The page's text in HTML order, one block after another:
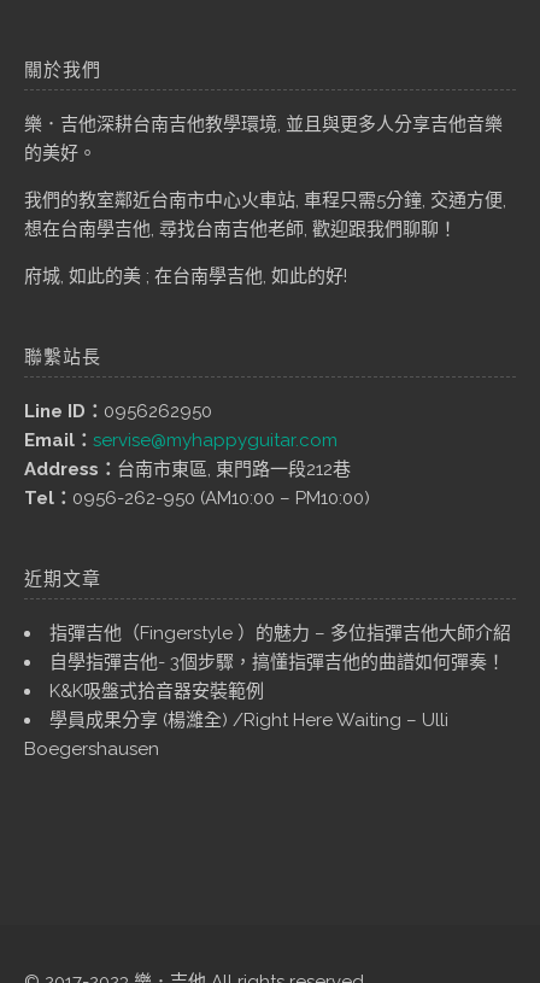
關於我們
樂．吉他深耕台南吉他教學環境, 並且與更多人分享吉他音樂
的美好。
我們的教室鄰近台南市中心火車站, 車程只需5分鐘, 交通方便,
想在台南學吉他, 尋找台南吉他老師, 歡迎跟我們聊聊！
府城, 如此的美 ; 在台南學吉他, 如此的好!
聯繫站長
Line ID： 0956262950
Email： servise@myhappyguitar.com
Address： 台南市東區, 東門路一段212巷
Tel： 0956-262-950 (AM10:00 – PM10:00)
近期文章
指彈吉他（Fingerstyle ）的魅力 – 多位指彈吉他大師介紹
自學指彈吉他- 3個步驟，搞懂指彈吉他的曲譜如何彈奏！
K&K吸盤式拾音器安裝範例
學員成果分享 (楊濰全) /Right Here Waiting – Ulli
Boegershausen